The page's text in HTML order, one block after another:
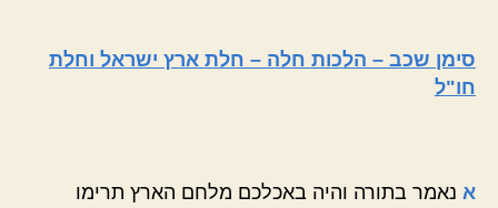
סימן שכב – הלכות חלה – חלת ארץ ישראל וחלת
חו"ל
א נאמר בתורה והיה באכלכם מלחם הארץ תרימו